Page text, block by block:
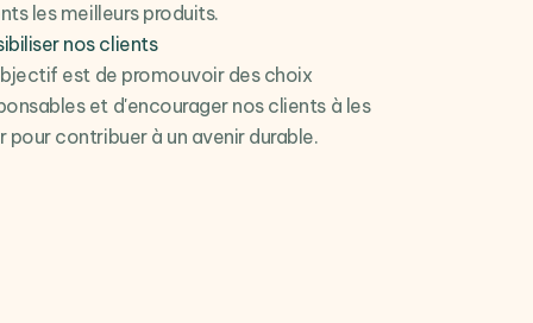
les meilleurs produits.
nos clients
est de promouvoir des choix
et d'encourager nos clients à les
pour contribuer à un avenir durable.